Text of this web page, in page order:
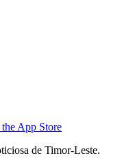
de Timor-Leste.